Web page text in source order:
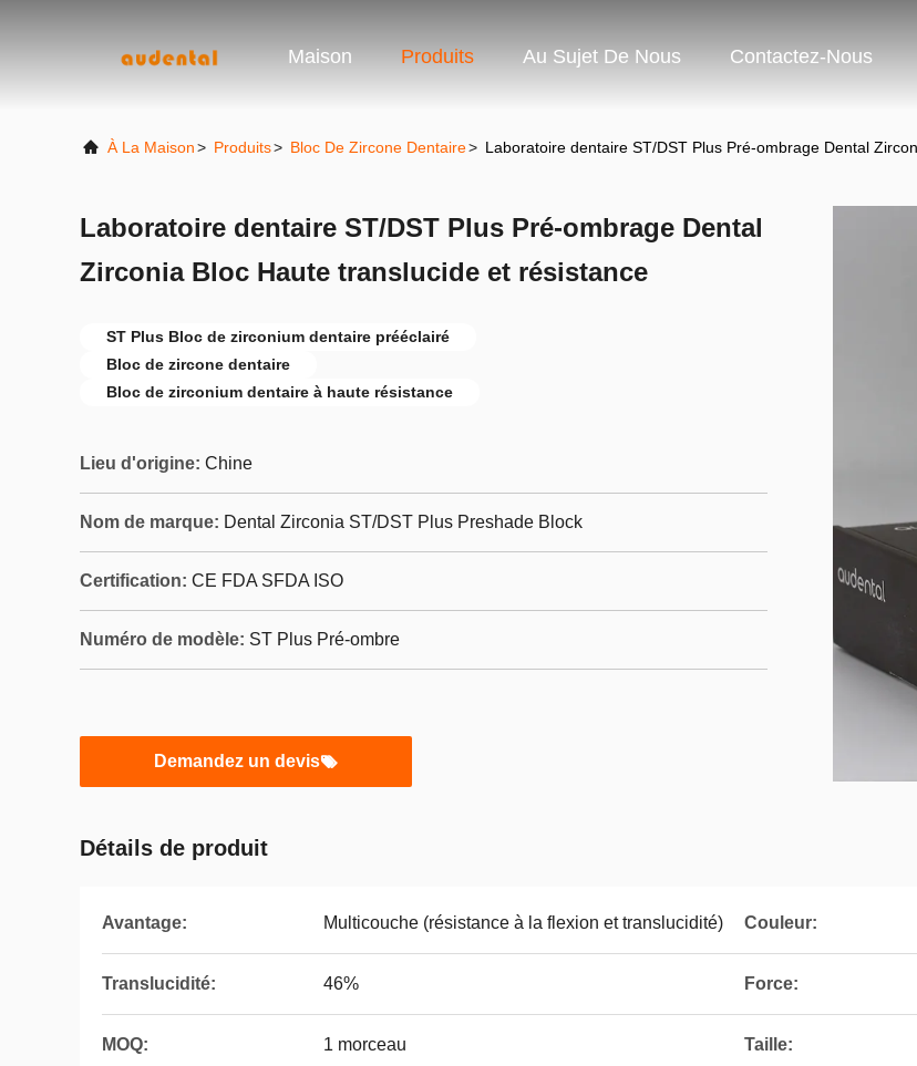
Maison Produits Au Sujet De Nous Contactez-Nous
À La Maison> Produits> Bloc De Zircone Dentaire> Laboratoire dentaire ST/DST Plus Pré-ombrage Dental
Laboratoire dentaire ST/DST Plus Pré-ombrage Dental
Zirconia Bloc Haute translucide et résistance
ST Plus Bloc de zirconium dentaire prééclairé
Bloc de zircone dentaire
Bloc de zirconium dentaire à haute résistance
Lieu d'origine: Chine
Nom de marque: Dental Zirconia ST/DST Plus Preshade Block
Certification: CE FDA SFDA ISO
Numéro de modèle: ST Plus Pré-ombre
Demandez un devis
Détails de produit
Avantage: Multicouche (résistance à la flexion et translucidité) Couleur:
Translucidité: 46% Force:
MOQ: 1 morceau Taille: